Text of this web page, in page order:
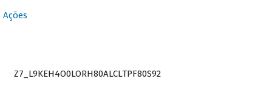
Ações
Z7_L9KEH4O0LORH80ALCLTPF80S92